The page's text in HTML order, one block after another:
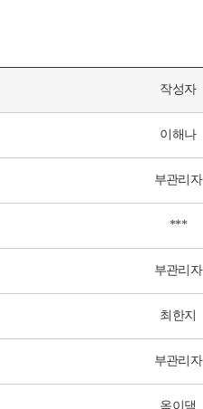
작성자
이해나
부관리자
***
부관리자
최한지
부관리자
옥이댁